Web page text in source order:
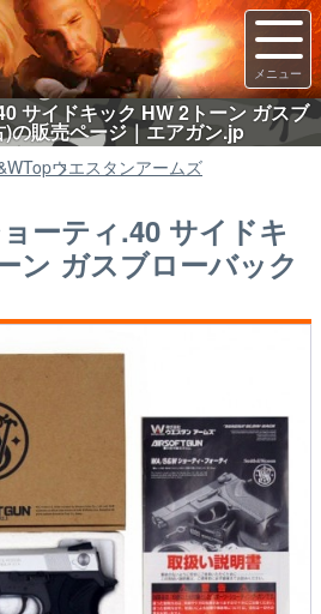
サイドキック HW 2トーン ガスブ
)の販売ページ｜エアガン.jp
Topウエスタンアームズ
ーティ.40 サイドキ
ン ガスブローバック